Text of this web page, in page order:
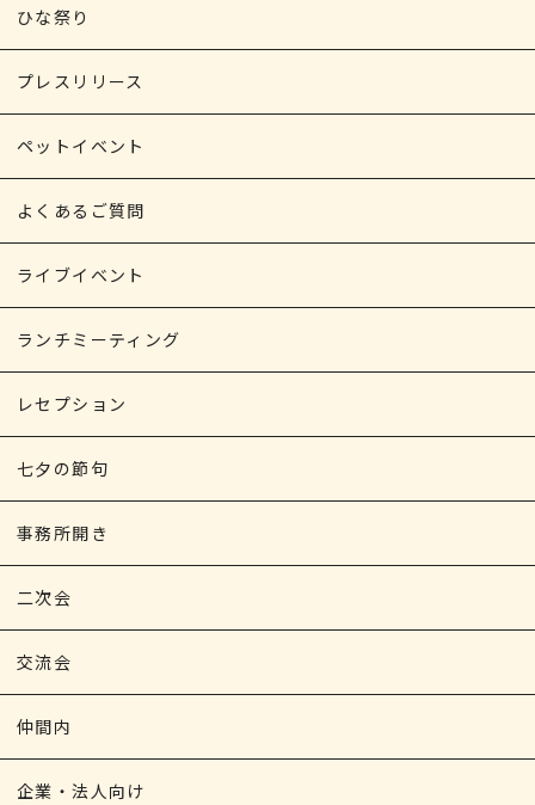
ひな祭り
プレスリリース
ペットイベント
よくあるご質問
ライブイベント
ランチミーティング
レセプション
七夕の節句
事務所開き
二次会
交流会
仲間内
企業・法人向け